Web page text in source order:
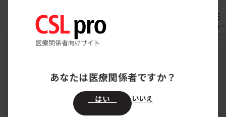
メニュー
CSL pro 領域別医療情報
領域別医療情報
PID（原発性免疫不全症候群）
あなたは医療関係者ですか？
はい いいえ